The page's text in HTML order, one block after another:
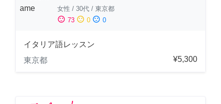
女性 / 30代 / 東京都
sentiment_satisfied 73 sentiment_neutral 0 sentiment_dissatisfied 0
イタリア語レッスン
東京都
¥5,300